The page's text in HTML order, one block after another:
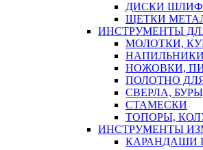
ДИСКИ
ЩЕТКИ
ИНСТРУМЕНТЫ
МОЛОТКИ,
НОЖОВКИ,
ПОЛОТНО
СВЕРЛА,
СТАМЕСКИ
ТОПОРЫ,
ИНСТРУМЕНТЫ
КАРАНДАШИ